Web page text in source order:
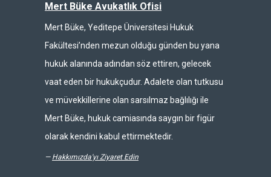
Mert Büke Avukatlık Ofisi
Mert Büke, Yeditepe Üniversitesi Hukuk
Fakültesi’nden mezun olduğu günden bu yana
hukuk alanında adından söz ettiren, gelecek
vaat eden bir hukukçudur. Adalete olan tutkusu
ve müvekkillerine olan sarsılmaz bağlılığı ile
Mert Büke, hukuk camiasında saygın bir figür
olarak kendini kabul ettirmektedir.
— Hakkımızda'yı Ziyaret Edin